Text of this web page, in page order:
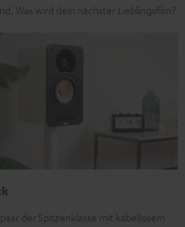
Was wird dein nächster Lieblingsfilm?
der Spitzenklasse mit kabellosem